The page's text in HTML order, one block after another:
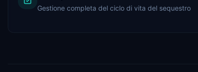
Gestione completa del ciclo di vita del sequestro